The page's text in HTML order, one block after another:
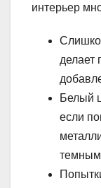
интерьер
делает
Белый
если